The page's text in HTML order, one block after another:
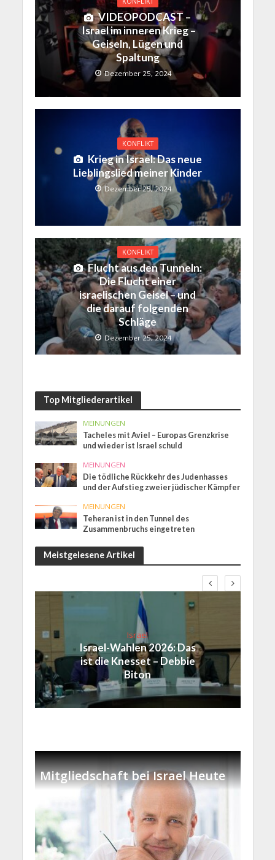
VIDEOPODCAST –
Israel im inneren Krieg –
Geiseln, Lügen und
Spaltung
Dezember 25, 2024
KONFLIKT
Krieg in Israel: Das neue
Lieblingslied meiner Kinder
Dezember 25, 2024
KONFLIKT
Flucht aus den Tunneln:
Die Flucht einer
israelischen Geisel – und
die darauf folgenden
Schläge
Dezember 25, 2024
Top Mitgliederartikel
MEINUNGEN
Tacheles mit Aviel – Europas Grenzkrise
und wieder ist Israel schuld
MEINUNGEN
Die tödliche Rückkehr des Judenhasses
und der Aufstieg zweier jüdischer Kämpfer
MEINUNGEN
Teheran ist in den Tunnel des
Zusammenbruchs eingetreten
Meistgelesene Artikel
Israel
Israel-Wahlen 2026: Das
ist die Knesset – Debbie
Biton
Mitgliedschaft bei Israel Heute